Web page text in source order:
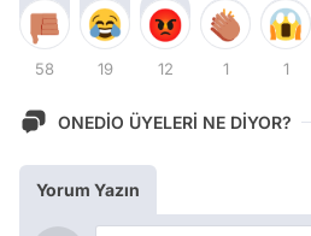
58 19 12 1 1
ONEDİO ÜYELERİ NE DİYOR?
Yorum Yazın